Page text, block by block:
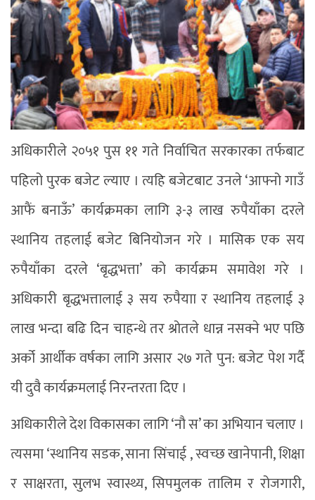
अधिकारीले २०५१ पुस ११ गते निर्वाचित सरकारका तर्फबाट
पहिलो पुरक बजेट ल्याए । त्यहि बजेटबाट उनले ‘आफ्नो गाउँ
आफैं बनाऊँ’ कार्यक्रमका लागि ३-३ लाख रुपैयाँका दरले
स्थानिय तहलाई बजेट बिनियोजन गरे । मासिक एक सय
रुपैयाँका दरले ‘बृद्धभत्ता’ को कार्यक्रम समावेश गरे ।
अधिकारी बृद्धभत्तालाई ३ सय रुपैयाा र स्थानिय तहलाई ३
लाख भन्दा बढि दिन चाहन्थे तर श्रोतले धान्न नसक्ने भए पछि
अर्को आर्थीक वर्षका लागि असार २७ गते पुन: बजेट पेश गर्दै
यी दुवै कार्यक्रमलाई निरन्तरता दिए ।
अधिकारीले देश विकासका लागि ‘नौ स’ का अभियान चलाए ।
त्यसमा ‘स्थानिय सडक, साना सिंचाई , स्वच्छ खानेपानी, शिक्षा
र साक्षरता, सुलभ स्वास्थ्य, सिपमुलक तालिम र रोजगारी,